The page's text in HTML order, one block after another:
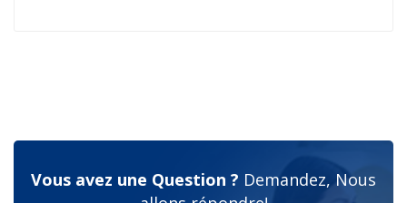
Vous avez une Question ? Demandez, Nous